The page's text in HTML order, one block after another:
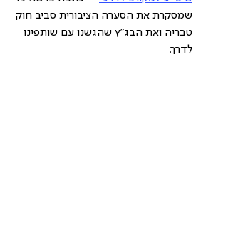
שמסקרת את הסערה הציבורית סביב חוק
טבריה ואת הבג"ץ שהגשנו עם שותפינו
לדרך.